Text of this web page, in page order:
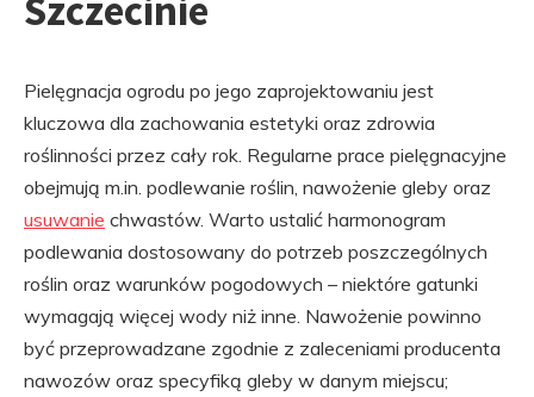
Szczecinie
Pielęgnacja ogrodu po jego zaprojektowaniu jest
kluczowa dla zachowania estetyki oraz zdrowia
roślinności przez cały rok. Regularne prace pielęgnacyjne
obejmują m.in. podlewanie roślin, nawożenie gleby oraz
usuwanie chwastów. Warto ustalić harmonogram
podlewania dostosowany do potrzeb poszczególnych
roślin oraz warunków pogodowych – niektóre gatunki
wymagają więcej wody niż inne. Nawożenie powinno
być przeprowadzane zgodnie z zaleceniami producenta
nawozów oraz specyfiką gleby w danym miejscu;